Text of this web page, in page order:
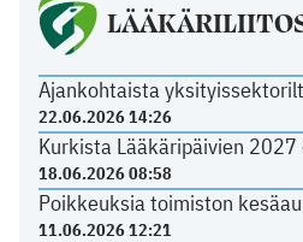
Ajankohtaista
22.06.2026 14:26
Kurkista Lääkäripäivien 2027
18.06.2026 08:58
Poikkeuksia toimiston
11.06.2026 12:21